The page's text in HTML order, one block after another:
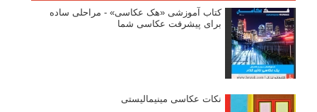
کتاب آموزشی «هک عکاسی» - مراحلی ساده
برای پیشرفت عکاسی شما
نکات عکاسی مینیمالیستی